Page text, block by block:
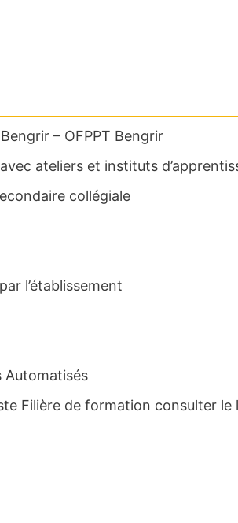
– OFPPT Bengrir
ateliers et instituts
collégiale
l’établissement
Automatisés
Filière de formation consulter le